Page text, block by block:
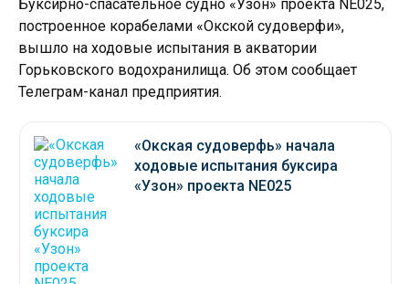
Буксирно-спасательное судно «Узон» проекта NE025,
построенное корабелами «Окской судоверфи»,
вышло на ходовые испытания в акватории
Горьковского водохранилища. Об этом сообщает
Телеграм-канал предприятия.
«Окская судоверфь» начала
ходовые испытания буксира
«Узон» проекта NE025